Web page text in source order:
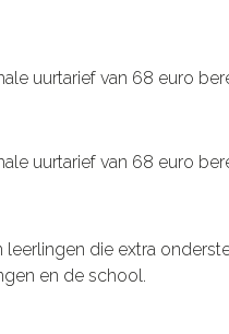
uurtarief van 68 euro
uurtarief van 68 euro
die extra
en de school.